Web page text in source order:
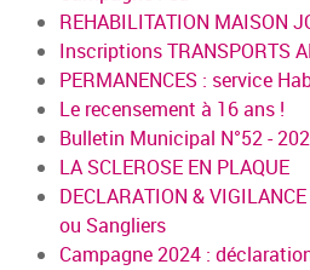
REHABILITATION MAISON
Inscriptions TRANSPORTS
PERMANENCES : service
Le recensement à 16 ans !
Bulletin Municipal N°52 -
LA SCLEROSE EN PLAQUE
DECLARATION &
ou Sangliers
Campagne 2024 :